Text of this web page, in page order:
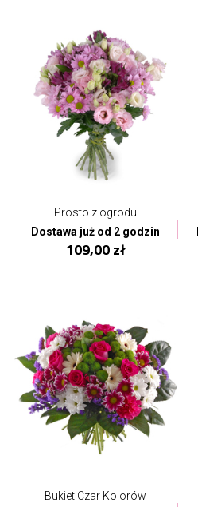
Prosto z ogrodu
Dostawa już od 2 godzin
109,00 zł
Bukiet Czar Kolorów